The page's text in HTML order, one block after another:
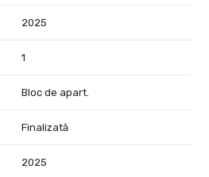
2025
1
Bloc de apart.
Finalizată
2025